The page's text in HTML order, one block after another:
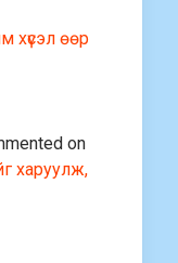
хүсэл өөр
on
харуулж,